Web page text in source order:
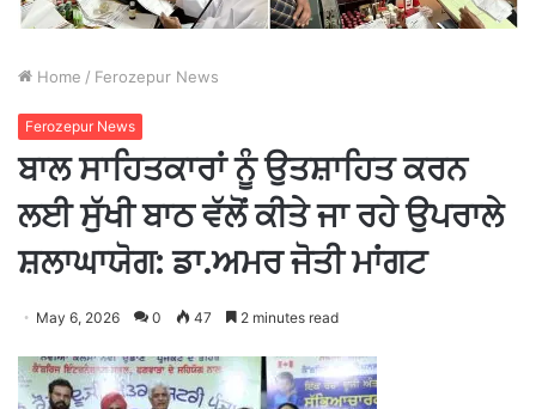
Home / Ferozepur News
Ferozepur News
ਬਾਲ ਸਾਹਿਤਕਾਰਾਂ ਨੂੰ ਉਤਸ਼ਾਹਿਤ ਕਰਨ
ਲਈ ਸੁੱਖੀ ਬਾਠ ਵੱਲੋਂ ਕੀਤੇ ਜਾ ਰਹੇ ਉਪਰਾਲੇ
ਸ਼ਲਾਘਾਯੋਗ: ਡਾ.ਅਮਰ ਜੋਤੀ ਮਾਂਗਟ
May 6, 2026 0 47 2 minutes read